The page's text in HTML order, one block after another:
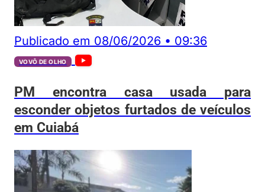
Publicado em 08/06/2026 • 09:36
VOVÔ DE OLHO
PM encontra casa usada para
esconder objetos furtados de veículos
em Cuiabá